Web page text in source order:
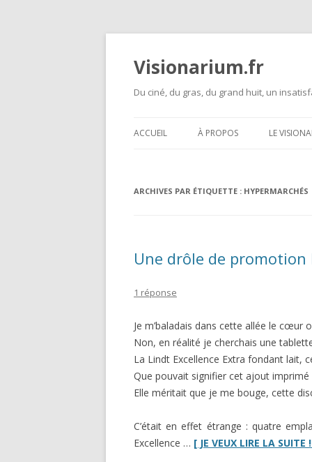
Visionarium.fr
Du ciné, du gras, du grand huit, un
ACCUEIL À PROPOS LE
ARCHIVES PAR ÉTIQUETTE : HYPERMARCHÉS
Une drôle de
1 réponse
Je m’baladais dans cette allée le cœur
Non, en réalité je cherchais une
La Lindt Excellence Extra fondant lait,
Que pouvait signifier cet ajout imprimé
Elle méritait que je me bouge, cette
C’était en effet étrange : quatre
Excellence … [ JE VEUX LIRE LA SUITE